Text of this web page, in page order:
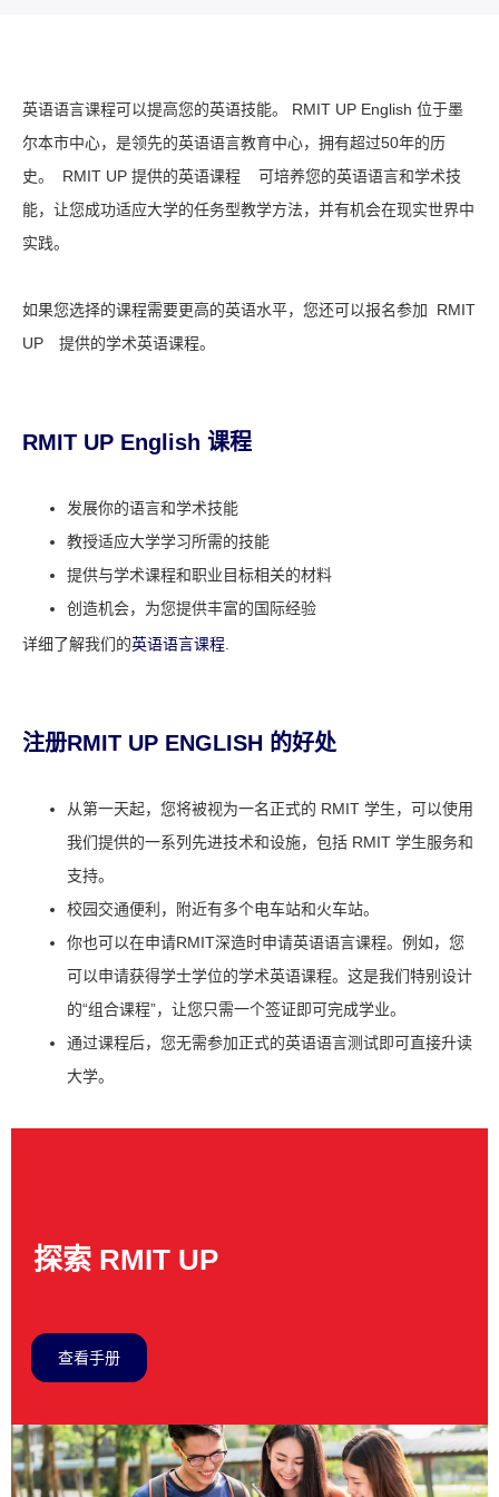
英语语言课程可以提高您的英语技能。 RMIT UP English 位于墨
尔本市中心，是领先的英语语言教育中心，拥有超过50年的历
史。 RMIT UP 提供的英语课程 可培养您的英语语言和学术技
能，让您成功适应大学的任务型教学方法，并有机会在现实世界中
实践。
如果您选择的课程需要更高的英语水平，您还可以报名参加 RMIT
UP 提供的学术英语课程。
RMIT UP English 课程
发展你的语言和学术技能
教授适应大学学习所需的技能
提供与学术课程和职业目标相关的材料
创造机会，为您提供丰富的国际经验
详细了解我们的英语语言课程
注册RMIT UP ENGLISH 的好处
从第一天起，您将被视为一名正式的 RMIT 学生，可以使用
我们提供的一系列先进技术和设施，包括 RMIT 学生服务和
支持。
校园交通便利，附近有多个电车站和火车站。
你也可以在申请RMIT深造时申请英语语言课程。例如，您
可以申请获得学士学位的学术英语课程。这是我们特别设计
的“组合课程”，让您只需一个签证即可完成学业。
通过课程后，您无需参加正式的英语语言测试即可直接升读
大学。
探索 RMIT UP
查看手册